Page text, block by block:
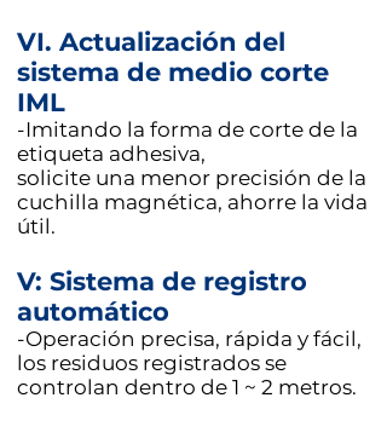
VI. Actualización del
sistema de medio corte
IML
-Imitando la forma de corte de la
etiqueta adhesiva,
solicite una menor precisión de la
cuchilla magnética, ahorre la vida
útil.
V: Sistema de registro
automático
-Operación precisa, rápida y fácil,
los residuos registrados se
controlan dentro de 1 ~ 2 metros.